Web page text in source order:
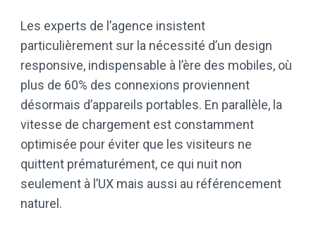
Les experts de l’agence insistent
particulièrement sur la nécessité d’un design
responsive, indispensable à l’ère des mobiles, où
plus de 60% des connexions proviennent
désormais d’appareils portables. En parallèle, la
vitesse de chargement est constamment
optimisée pour éviter que les visiteurs ne
quittent prématurément, ce qui nuit non
seulement à l’UX mais aussi au référencement
naturel.